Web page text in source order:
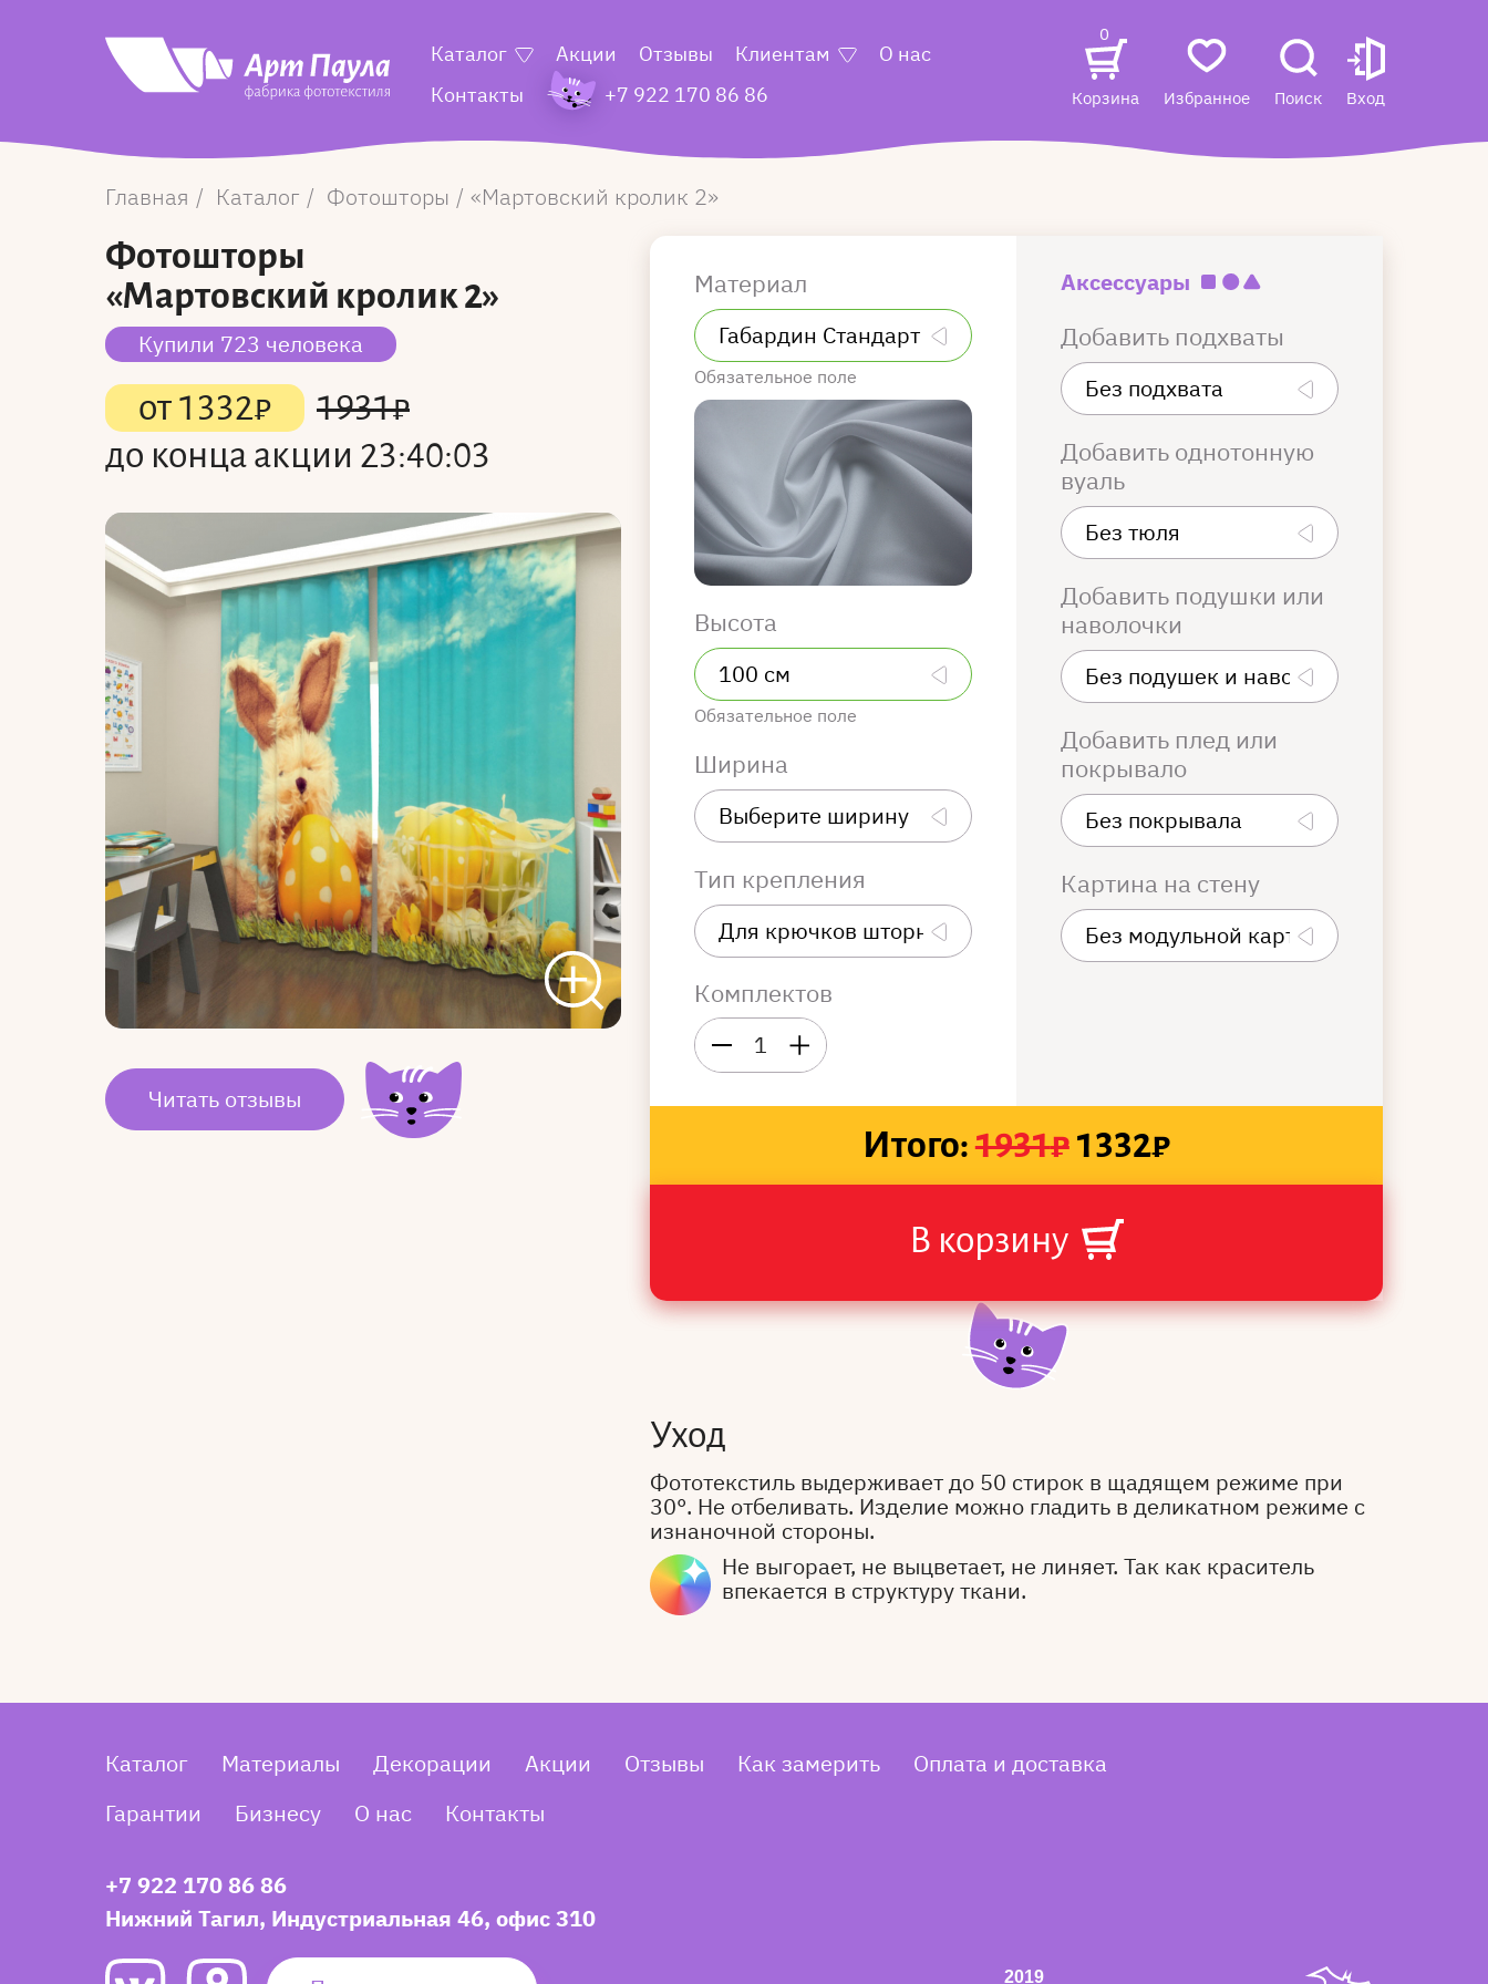
Каталог Акции Отзывы Клиентам
О нас
Контакты
+7 922 170 86 86
0
Корзина Избранное Поиск Вход
Главная Каталог Фотошторы Мартовский кролик 2
Фотошторы
«Мартовский кролик 2»
Купили 723 человека
от1332₽ 1931₽
до конца акции 23:40:03
Читать отзывы
Материал
Обязательное поле
Высота
Обязательное поле
Ширина
Тип крепления
Комплектов
1
Аксессуары
Добавить подхваты
Добавить однотонную
вуаль
Добавить подушки или
наволочки
Добавить плед или
покрывало
Картина на стену
Итого:1931₽1332₽
В корзину
Уход
Фототекстиль выдерживает до 50 стирок в щадящем режиме при
30°. Не отбеливать. Изделие можно гладить в деликатном режиме с
изнаночной стороны.
Не выгорает, не выцветает, не линяет. Так как краситель
впекается в структуру ткани.
Каталог Материалы Декорации Акции Отзывы Как замерить
Оплата и доставка
Гарантии
Бизнесу О нас Контакты
+7 922 170 86 86
Нижний Тагил, Индустриальная 46, офис 310